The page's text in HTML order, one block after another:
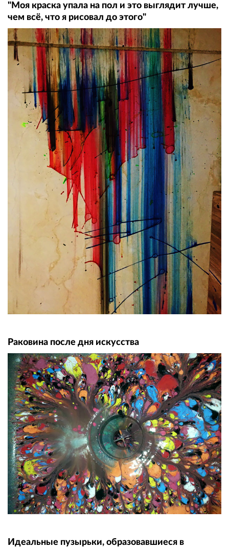
"Моя краска упала на пол и это выглядит лучше,
чем всё, что я рисовал до этого"
Раковина после дня искусства
Идеальные пузырьки, образовавшиеся в